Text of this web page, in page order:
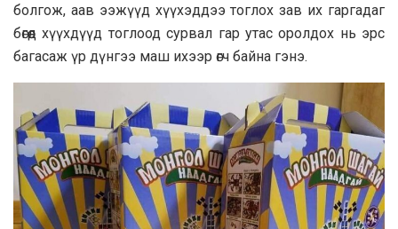
болгож, аав ээжүүд хүүхэддээ тоглох зав их гаргадаг
бөгөөд хүүхдүүд тоглоод сурвал гар утас оролдох нь эрс
багасаж үр дүнгээ маш ихээр өгч байна гэнэ.